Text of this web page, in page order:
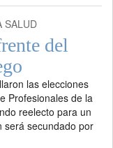
SALUD
del
las elecciones
Profesionales de la
reelecto para un
será secundado por